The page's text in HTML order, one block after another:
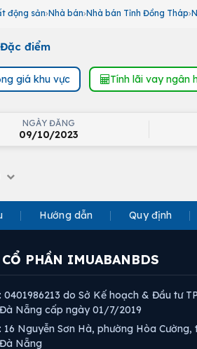
động sản Nhà bán Nhà bán Tỉnh Đồng Tháp
điểm
giá khu vực Tính lãi vay ngân
NGÀY ĐĂNG
09/10/2023
Hướng dẫn Quy định
PHẦN IMUABANBDS
: 0401986213 do Sở Kế hoạch & Đầu tư TP
Đà Nẵng cấp ngày 01/7/2019
: 16 Nguyễn Sơn Hà, phường Hòa Cường,
Đà Nẵng